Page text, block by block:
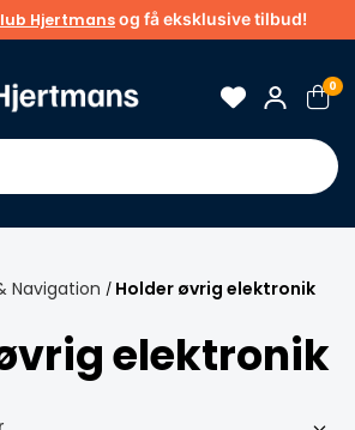
Hjertmansog få eksklusive tilbud!
0
Tips & guider
Navigation / Holder øvrig elektronik
elektronik